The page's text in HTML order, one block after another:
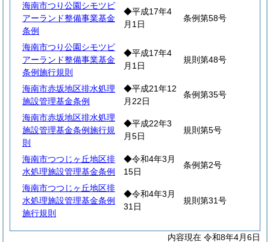
海南市つり公園シモツピ
アーランド整備事業基金
条例
◆平成17年4
月1日
条例第58号
海南市つり公園シモツピ
アーランド整備事業基金
条例施行規則
◆平成17年4
月1日
規則第48号
海南市赤坂地区排水処理
施設管理基金条例
◆平成21年12
月22日
条例第35号
海南市赤坂地区排水処理
施設管理基金条例施行規
則
◆平成22年3
月5日
規則第5号
海南市つつじヶ丘地区排
水処理施設管理基金条例
◆令和4年3月
15日
条例第2号
海南市つつじヶ丘地区排
水処理施設管理基金条例
施行規則
◆令和4年3月
31日
規則第31号
内容現在 令和8年4月6日